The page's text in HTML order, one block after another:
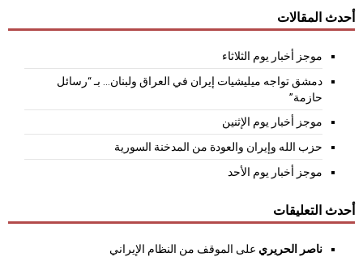
أحدث المقالات
موجز أخبار يوم الثلاثاء
دمشق تواجه ميليشيات إيران في العراق ولبنان… بـ “رسائل
حازمة”
موجز أخبار يوم الإثنين
حزب الله وإيران والعودة من المدخنة السورية
موجز أخبار يوم الأحد
أحدث التعليقات
ناصر الحريري على الموقف من النظام الإيراني